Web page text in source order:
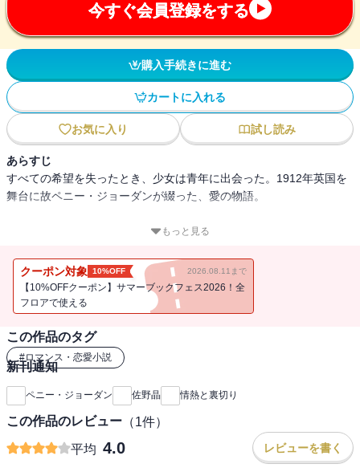
今すぐ会員登録をする
購入手続きに進む
カートに入れる
お気に入り 試し読み
あらすじ
すべての希望を失ったとき、少女は青年に出会った。1912年英国を
舞台に故ペニー・ジョーダンが綴った、愛の物語。
最愛の母を亡くしたコニーは、冷淡で意地悪な伯母夫婦に引き取ら
日々。愛を渇望するあまり、コニーはある日、町の青年と駆け落ち
をはかる。遠くアメリカに行けばきっと世界は開けるわ……すがる
ような期待を胸に、どうにかしてタイタニック号の三等切符を手に
ぼろぼろに打ちのめされたコニーの前に、影のある見目麗しい青年
ハリーが現れ――。ロマンス界の巨匠が紡ぐ、時代に翻弄された少
女の愛と運命。
■情熱的な筆致で、読む者をたちまち物語の世界に引き込む、長く読
者に愛されてきたロマンス界の巨匠ペニー・ジョーダン。惜しまれ
つつ2011年にこの世を去ったペニーですが、もっと彼女の作品を読
みたかった、と思ってくださる方々も多いのではないでしょうか。
もっと見る
クーポン対象 10%OFF 2026.08.11まで
【10%OFFクーポン】サマーブックフェス2026！全
フロアで使える
この作品のタグ
#ロマンス・恋愛小説
新刊通知
ペニー・ジョーダン 佐野晶 情熱と裏切り
この作品のレビュー （1件）
平均 4.0 レビューを書く